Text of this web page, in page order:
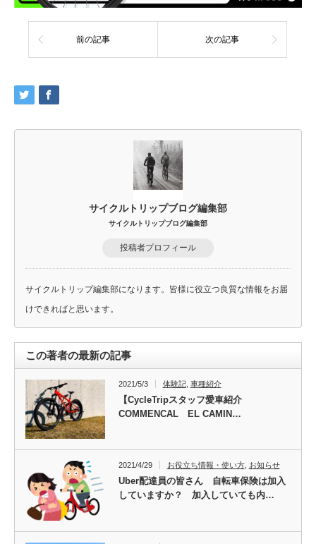
前の記事 次の記事
サイクルトリップブログ編集部
サイクルトリップブログ編集部
投稿者プロフィール
サイクルトリップ編集部になります。皆様に役立つ良質な情報をお届
けできればと思います。
この著者の最新の記事
2021/5/3 体験記, 車種紹介
【CycleTripスタッフ愛車紹介
COMMENCAL EL CAMIN…
2021/4/29 お役立ち情報・使い方, お知らせ
Uber配達員の皆さん 自転車保険は加入
していますか？ 加入していても内…